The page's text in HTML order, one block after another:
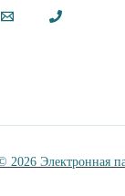
2026 Электронная